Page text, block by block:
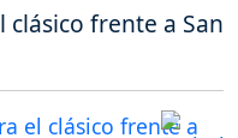
clásico frente a San